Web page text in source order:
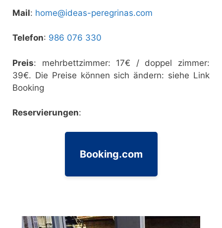
Mail: home@ideas-peregrinas.com
Telefon: 986 076 330
Preis: mehrbettzimmer: 17€ / doppel zimmer:
39€. Die Preise können sich ändern: siehe Link
Booking
Reservierungen:
Booking.com